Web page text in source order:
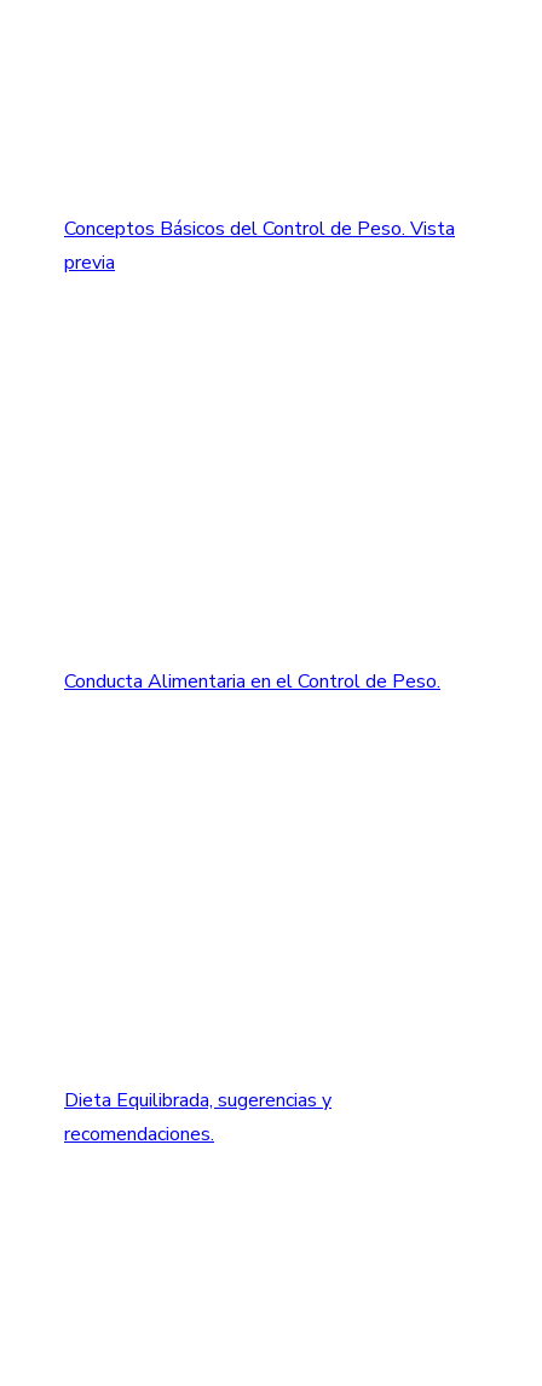
Conceptos Básicos del Control de Peso. Vista
previa
Conducta Alimentaria en el Control de Peso.
Dieta Equilibrada, sugerencias y
recomendaciones.